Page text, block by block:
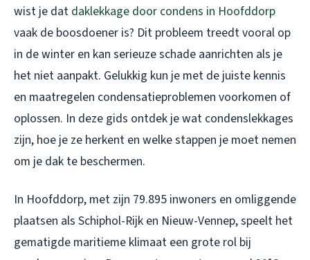
wist je dat daklekkage door condens in Hoofddorp
vaak de boosdoener is? Dit probleem treedt vooral op
in de winter en kan serieuze schade aanrichten als je
het niet aanpakt. Gelukkig kun je met de juiste kennis
en maatregelen condensatieproblemen voorkomen of
oplossen. In deze gids ontdek je wat condenslekkages
zijn, hoe je ze herkent en welke stappen je moet nemen
om je dak te beschermen.
In Hoofddorp, met zijn 79.895 inwoners en omliggende
plaatsen als Schiphol-Rijk en Nieuw-Vennep, speelt het
gematigde maritieme klimaat een grote rol bij